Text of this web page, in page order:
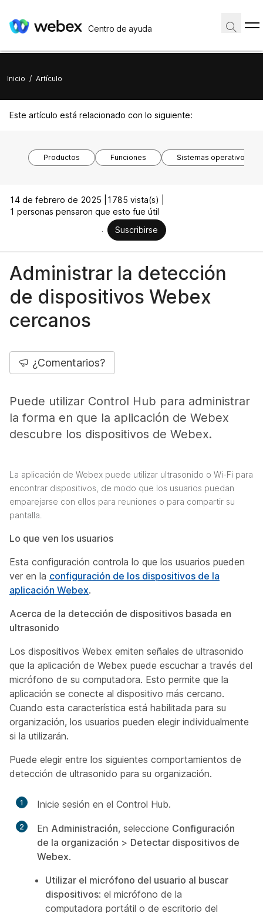
Centro de ayuda
Inicio / Artículo
Este artículo está relacionado con lo siguiente:
Productos Funciones Sistemas operativos
14 de febrero de 2025 |
1785 vista(s) |
1 personas pensaron que esto fue útil
Suscribirse
Administrar la detección
de dispositivos Webex
cercanos
¿Comentarios?
Puede utilizar Control Hub para administrar
la forma en que la aplicación de Webex
descubre los dispositivos de Webex.
La aplicación de Webex puede utilizar ultrasonido o Wi-Fi para
encontrar dispositivos, de modo que los usuarios puedan
emparejarse con ellos para reuniones o para compartir su
pantalla.
Lo que ven los usuarios
Esta configuración controla lo que los usuarios pueden
ver en la configuración de los dispositivos de la
aplicación Webex.
Acerca de la detección de dispositivos basada en
ultrasonido
Los dispositivos Webex emiten señales de ultrasonido
que la aplicación de Webex puede escuchar a través del
micrófono de su computadora. Esto permite que la
aplicación se conecte al dispositivo más cercano.
Cuando esta característica está habilitada para su
organización, los usuarios pueden elegir individualmente
si la utilizarán.
Puede elegir entre los siguientes comportamientos de
detección de ultrasonido para su organización.
1 Inicie sesión en el Control Hub.
2 En Administración, seleccione Configuración
de la organización > Detectar dispositivos de
Webex.
Utilizar el micrófono del usuario al buscar
dispositivos: el micrófono de la
computadora portátil o de escritorio del